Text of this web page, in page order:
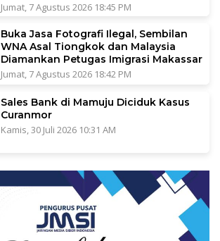
Jumat, 7 Agustus 2026 18:45 PM
Buka Jasa Fotografi Ilegal, Sembilan
WNA Asal Tiongkok dan Malaysia
Diamankan Petugas Imigrasi Makassar
Jumat, 7 Agustus 2026 18:42 PM
Sales Bank di Mamuju Diciduk Kasus
Curanmor
Kamis, 30 Juli 2026 10:31 AM